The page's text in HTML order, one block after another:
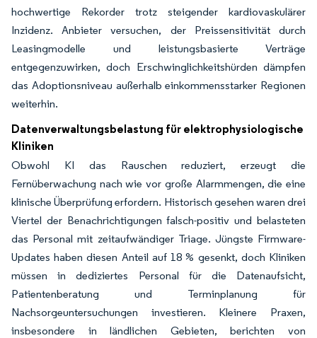
hochwertige Rekorder trotz steigender kardiovaskulärer
Inzidenz. Anbieter versuchen, der Preissensitivität durch
Leasingmodelle und leistungsbasierte Verträge
entgegenzuwirken, doch Erschwinglichkeitshürden dämpfen
das Adoptionsniveau außerhalb einkommensstarker Regionen
weiterhin.
Datenverwaltungsbelastung für elektrophysiologische
Kliniken
Obwohl KI das Rauschen reduziert, erzeugt die
Fernüberwachung nach wie vor große Alarmmengen, die eine
klinische Überprüfung erfordern. Historisch gesehen waren drei
Viertel der Benachrichtigungen falsch-positiv und belasteten
das Personal mit zeitaufwändiger Triage. Jüngste Firmware-
Updates haben diesen Anteil auf 18 % gesenkt, doch Kliniken
müssen in dediziertes Personal für die Datenaufsicht,
Patientenberatung und Terminplanung für
Nachsorgeuntersuchungen investieren. Kleinere Praxen,
insbesondere in ländlichen Gebieten, berichten von